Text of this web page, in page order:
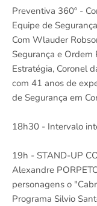
Preventiva 360º -
Equipe de
Com Wlauder
Segurança e Ordem
Estratégia, Coronel
com 41 anos de
de Segurança em
18h30 - Intervalo
19h - STAND-UP
Alexandre
personagens o
Programa Silvio